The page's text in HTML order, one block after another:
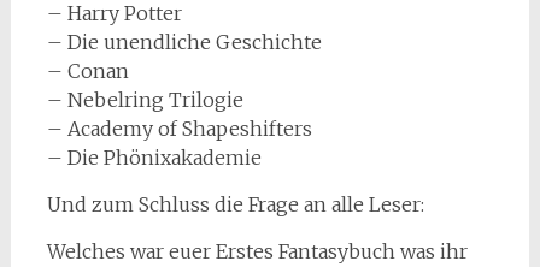
– Harry Potter
– Die unendliche Geschichte
– Conan
– Nebelring Trilogie
– Academy of Shapeshifters
– Die Phönixakademie
Und zum Schluss die Frage an alle Leser:
Welches war euer Erstes Fantasybuch was ihr